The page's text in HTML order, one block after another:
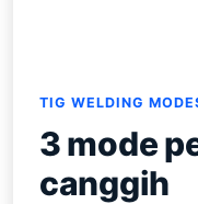
TIG WELDING
3 mode
canggih